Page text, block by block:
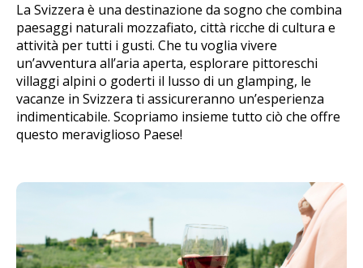
La Svizzera è una destinazione da sogno che combina
paesaggi naturali mozzafiato, città ricche di cultura e
attività per tutti i gusti. Che tu voglia vivere
un’avventura all’aria aperta, esplorare pittoreschi
villaggi alpini o goderti il lusso di un glamping, le
vacanze in Svizzera ti assicureranno un’esperienza
indimenticabile. Scopriamo insieme tutto ciò che offre
questo meraviglioso Paese!